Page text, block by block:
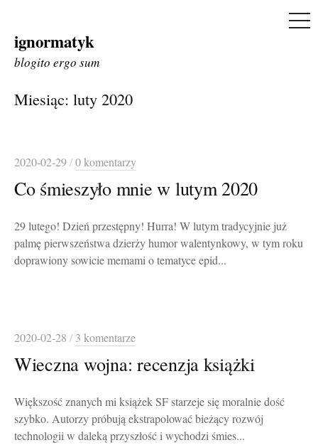
Skip
to
ignormatyk
blogito ergo sum
Miesiąc: luty 2020
2020-02-29/0 komentarzy
Co śmieszyło mnie w lutym 2020
29 lutego! Dzień przestępny! Hurra! W lutym tradycyjnie już
palmę pierwszeństwa dzierży humor walentynkowy, w tym roku
doprawiony sowicie memami o tematyce epid...
2020-02-28 / 3 komentarze
Wieczna wojna: recenzja książki
Większość znanych mi książek SF starzeje się moralnie dość
szybko. Autorzy próbują ekstrapolować bieżący rozwój
technologii w daleką przyszłość i wychodzi śmies...